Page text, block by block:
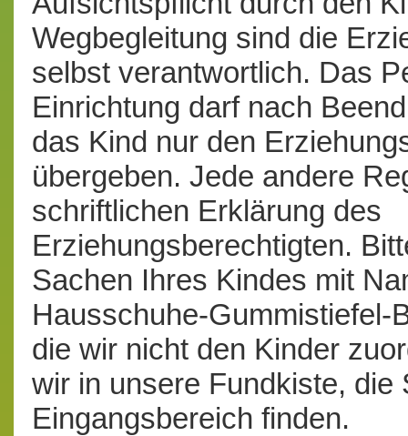
Wegbegleitung sind die
selbst verantwortlich. Das
Einrichtung darf nach
das Kind nur den
übergeben. Jede andere
schriftlichen Erklärung des
Erziehungsberechtigten.
Sachen Ihres Kindes mit
Hausschuhe-Gummistiefel-
die wir nicht den Kinder
wir in unsere Fundkiste, die
Eingangsbereich finden.